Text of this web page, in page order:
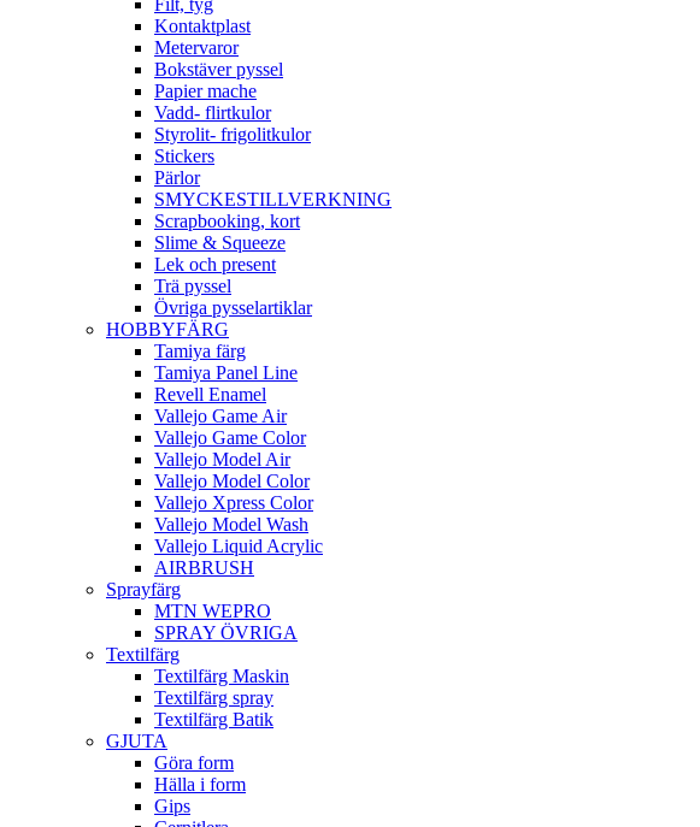
Kontaktplast
Metervaror
Bokstäver pyssel
Papier mache
Vadd- flirtkulor
Styrolit- frigolitkulor
Stickers
Pärlor
SMYCKESTILLVERKNING
Scrapbooking, kort
Slime & Squeeze
Lek och present
Trä pyssel
Övriga pysselartiklar
HOBBYFÄRG
Tamiya färg
Tamiya Panel Line
Revell Enamel
Vallejo Game Air
Vallejo Game Color
Vallejo Model Air
Vallejo Model Color
Vallejo Xpress Color
Vallejo Model Wash
Vallejo Liquid Acrylic
AIRBRUSH
Sprayfärg
MTN WEPRO
SPRAY ÖVRIGA
Textilfärg
Textilfärg Maskin
Textilfärg spray
Textilfärg Batik
GJUTA
Göra form
Hälla i form
Gips